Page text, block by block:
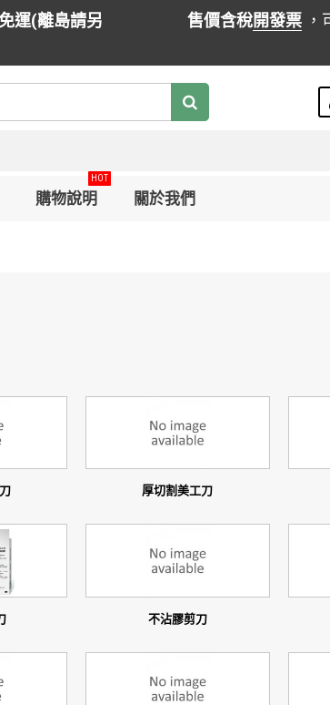
運(離島請另
售價含稅開發票 ，
購物說明
HOT
關於我們
厚切割美工刀
不沾膠剪刀